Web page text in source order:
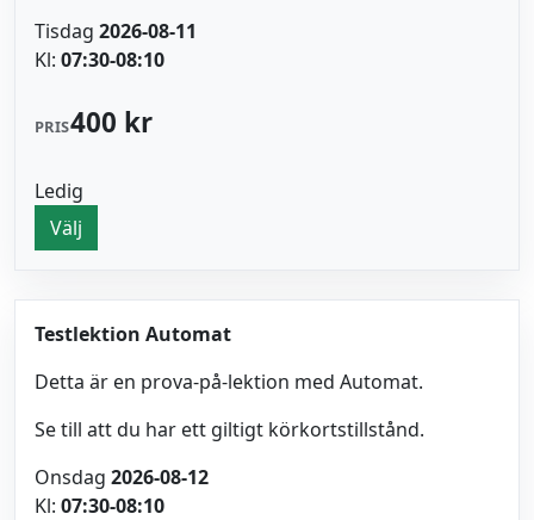
Tisdag 2026-08-11
Kl: 07:30-08:10
PRIS400 kr
Ledig
Välj
Testlektion Automat
Detta är en prova-på-lektion med Automat.
Se till att du har ett giltigt körkortstillstånd.
Onsdag 2026-08-12
Kl: 07:30-08:10